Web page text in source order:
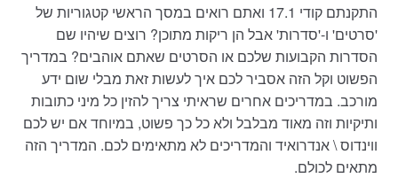
התקנתם קודי 17.1 ואתם רואים במסך הראשי קטגוריות של
'סרטים' ו-'סדרות' אבל הן ריקות מתוכן? רוצים שיהיו שם
הסדרות הקבועות שלכם או הסרטים שאתם אוהבים? במדריך
הפשוט וקל הזה אסביר לכם איך לעשות זאת מבלי שום ידע
מורכב. במדריכים אחרים שראיתי צריך להזין כל מיני כתובות
ותיקיות וזה מאוד מבלבל ולא כל כך פשוט, במיוחד אם יש לכם
ווינדוס \ אנדרואיד והמדריכים לא מתאימים לכם. המדריך הזה
מתאים לכולם.